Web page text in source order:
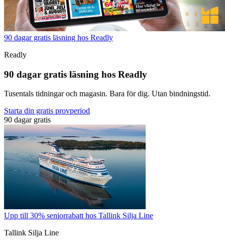
90 dagar gratis läsning hos Readly
Readly
90 dagar gratis läsning hos Readly
Tusentals tidningar och magasin. Bara för dig. Utan bindningstid.
Starta din gratis provperiod
90 dagar gratis
Upp till 30% seniorrabatt hos Tallink Silja Line
Tallink Silja Line